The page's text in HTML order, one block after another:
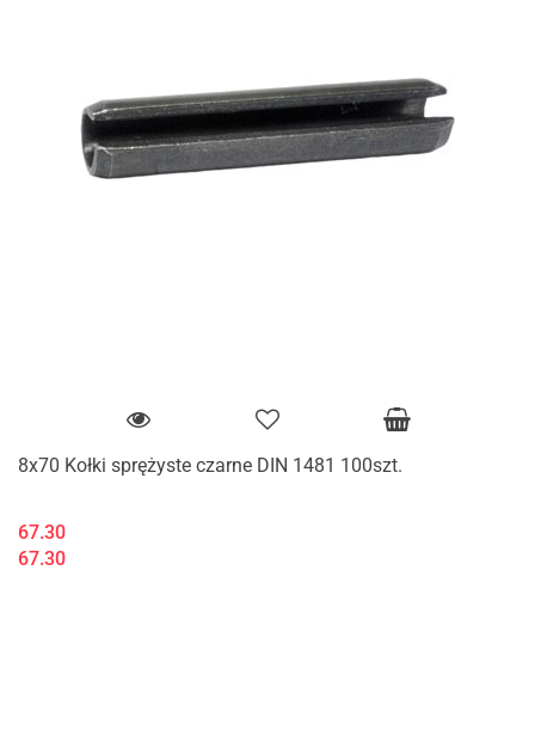
8x70 Kołki sprężyste czarne DIN 1481 100szt.
67.30
67.30